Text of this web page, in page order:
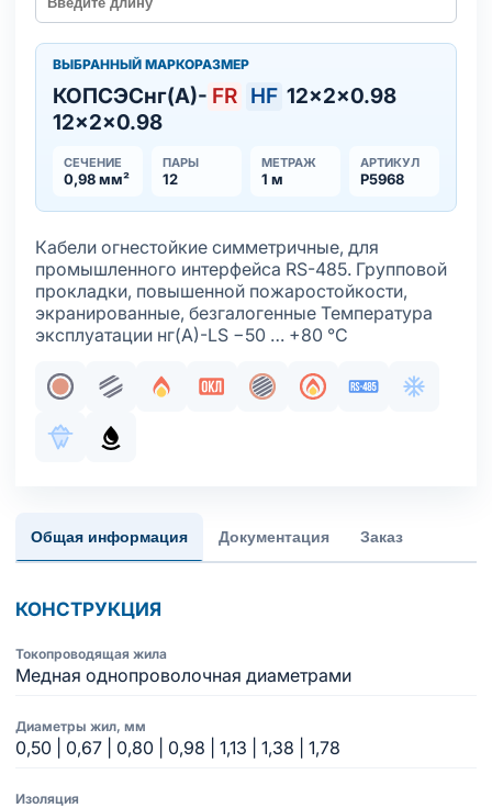
ВЫБРАННЫЙ МАРКОРАЗМЕР
КОПСЭСнг(А)- FR HF 12×2×0.98
12×2×0.98
СЕЧЕНИЕ
0,98 мм²
ПАРЫ
12
МЕТРАЖ
1 м
АРТИКУЛ
Р5968
Кабели огнестойкие симметричные, для
промышленного интерфейса RS-485. Групповой
прокладки, повышенной пожаростойкости,
экранированные, безгалогенные Температура
эксплуатации нг(А)-LS −50 … +80 °С
Жила медная однопроволочная
Парная скрутка
Огнестойкость
Сертификация в составе ОКЛ
Общий экранИнтерфейс
Морозостойкое исполнение оболочки
Маслобензостойкое исполнение оболочки
Общая информация Документация Заказ
КОНСТРУКЦИЯ
Токопроводящая жила
Медная однопроволочная диаметрами
Диаметры жил, мм
0,50 | 0,67 | 0,80 | 0,98 | 1,13 | 1,38 | 1,78
Изоляция